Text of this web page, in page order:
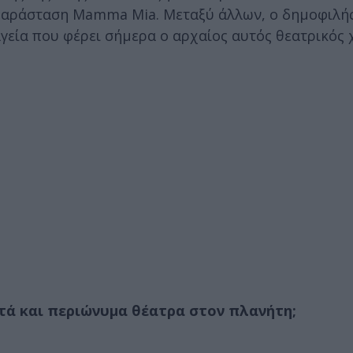
Mamma Mia. Μεταξύ άλλων, ο
που φέρει σήμερα ο αρχαίος αυτός θεατρικός
και περιώνυμα θέατρα στον πλανήτη;